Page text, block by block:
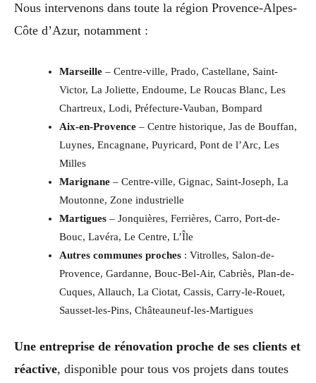
Nous intervenons dans toute la région Provence-Alpes-
Côte d’Azur, notamment :
Marseille– Centre-ville, Prado, Castellane, Saint-
Victor, La Joliette, Endoume, Le Roucas Blanc, Les
Chartreux, Lodi, Préfecture-Vauban, Bompard
Aix-en-Provence– Centre historique, Jas de Bouffan,
Luynes, Encagnane, Puyricard, Pont de l’Arc, Les
Milles
Marignane– Centre-ville, Gignac, Saint-Joseph, La
Moutonne, Zone industrielle
Martigues– Jonquières, Ferrières, Carro, Port-de-
Bouc, Lavéra, Le Centre, L’Île
Autres communes proches: Vitrolles, Salon-de-
Provence, Gardanne, Bouc-Bel-Air, Cabriès, Plan-de-
Cuques, Allauch, La Ciotat, Cassis, Carry-le-Rouet,
Sausset-les-Pins, Châteauneuf-les-Martigues
Une entreprise de rénovation proche de ses clients et
réactive, disponible pour tous vos projets dans toutes